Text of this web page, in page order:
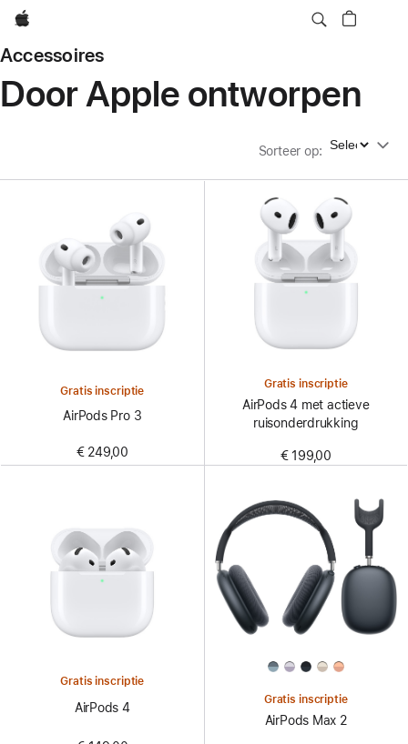
Apple
Accessoires
Door Apple ontworpen
Sorteer op: Sorteer op
Gratis inscriptie
AirPods Pro 3
€ 249,00
Gratis inscriptie
AirPods 4 met actieve
ruisonderdrukking
€ 199,00
Gratis inscriptie
AirPods 4
Gratis inscriptie
AirPods Max 2